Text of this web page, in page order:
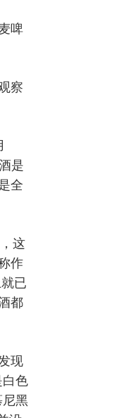
啤
察
是
全
这
作
已
都
现
色
黑